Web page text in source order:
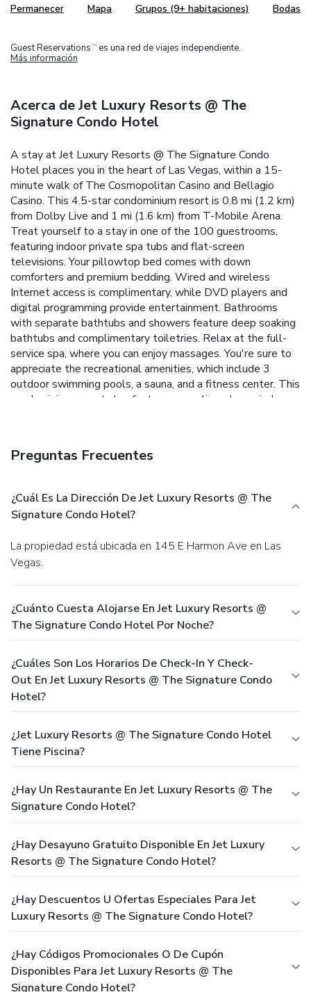
Permanecer Mapa Grupos (9+ habitaciones) Bodas
Guest Reservations TM
es una red de viajes independiente.
Más información
Acerca de Jet Luxury Resorts @ The
Signature Condo Hotel
A stay at Jet Luxury Resorts @ The Signature Condo
Hotel places you in the heart of Las Vegas, within a 15-
minute walk of The Cosmopolitan Casino and Bellagio
Casino. This 4.5-star condominium resort is 0.8 mi (1.2 km)
from Dolby Live and 1 mi (1.6 km) from T-Mobile Arena.
Treat yourself to a stay in one of the 100 guestrooms,
featuring indoor private spa tubs and flat-screen
televisions. Your pillowtop bed comes with down
comforters and premium bedding. Wired and wireless
Internet access is complimentary, while DVD players and
digital programming provide entertainment. Bathrooms
with separate bathtubs and showers feature deep soaking
bathtubs and complimentary toiletries. Relax at the full-
service spa, where you can enjoy massages. You're sure to
appreciate the recreational amenities, which include 3
outdoor swimming pools, a sauna, and a fitness center. This
condominium resort also features complimentary wireless
shop/cafe. Unwind at the end of the day with a drink at the
complimentary wired Internet access, a business center,
and express check-in. Free valet parking is available onsite.
Preguntas Frecuentes
¿Cuál Es La Dirección De Jet Luxury Resorts @ The
Signature Condo Hotel?
La propiedad está ubicada en 145 E Harmon Ave en Las
Vegas.
¿Cuánto Cuesta Alojarse En Jet Luxury Resorts @
The Signature Condo Hotel Por Noche?
¿Cuáles Son Los Horarios De Check-In Y Check-
Out En Jet Luxury Resorts @ The Signature Condo
Hotel?
¿Jet Luxury Resorts @ The Signature Condo Hotel
Tiene Piscina?
¿Hay Un Restaurante En Jet Luxury Resorts @ The
Signature Condo Hotel?
¿Hay Desayuno Gratuito Disponible En Jet Luxury
Resorts @ The Signature Condo Hotel?
¿Hay Descuentos U Ofertas Especiales Para Jet
Luxury Resorts @ The Signature Condo Hotel?
¿Hay Códigos Promocionales O De Cupón
Disponibles Para Jet Luxury Resorts @ The
Signature Condo Hotel?